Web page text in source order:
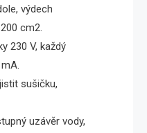
výdech
cm2.
230 V, každý
sušičku,
uzávěr vody,